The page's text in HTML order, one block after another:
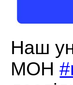
Наш
МОН